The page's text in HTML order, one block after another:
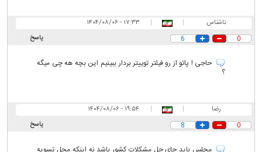
ناشناس |
|
۱۷:۳۳ - ۱۴۰۴/۰۸/۰۶
پاسخ
0
6
حاجی ! پاتو از رو فیلتر توییتر بردار ببینیم این بچه هه چی میگه
؟
رضا |
|
۱۹:۵۴ - ۱۴۰۴/۰۸/۰۶
پاسخ
0
8